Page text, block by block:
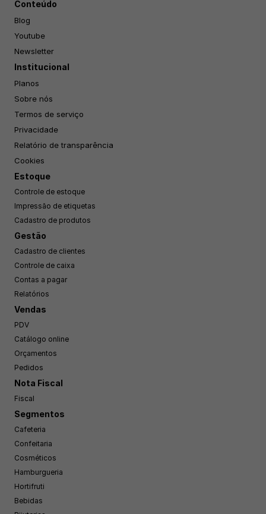
Conteúdo
Blog
Youtube
Newsletter
Institucional
Planos
Sobre nós
Termos de serviço
Privacidade
Relatório de transparência
Cookies
Estoque
Controle de estoque
Impressão de etiquetas
Cadastro de produtos
Gestão
Cadastro de clientes
Controle de caixa
Contas a pagar
Relatórios
Vendas
PDV
Catálogo online
Orçamentos
Pedidos
Nota Fiscal
Fiscal
Segmentos
Cafeteria
Confeitaria
Cosméticos
Hamburgueria
Hortifruti
Bebidas